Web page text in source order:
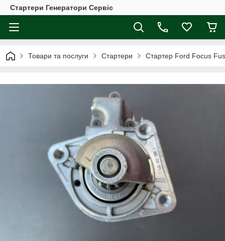
Стартери Генератори Сервіс
Товари та послуги Стартери Стартер Ford Focus